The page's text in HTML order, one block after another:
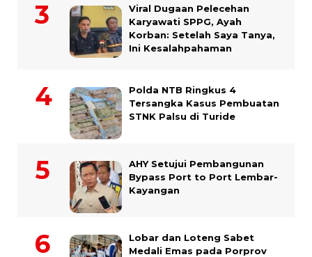
Viral Dugaan Pelecehan
Karyawati SPPG, Ayah
Korban: Setelah Saya Tanya,
Ini Kesalahpahaman
Polda NTB Ringkus 4
Tersangka Kasus Pembuatan
STNK Palsu di Turide
AHY Setujui Pembangunan
Bypass Port to Port Lembar-
Kayangan
Lobar dan Loteng Sabet
Medali Emas pada Porprov